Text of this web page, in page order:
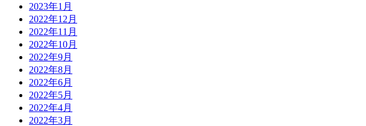
2023年1月
2022年12月
2022年11月
2022年10月
2022年9月
2022年8月
2022年6月
2022年5月
2022年4月
2022年3月